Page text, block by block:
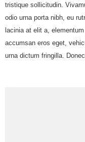
tristique sollicitudin.
odio urna porta nibh, eu
lacinia at elit a,
accumsan eros eget,
urna dictum fringilla.